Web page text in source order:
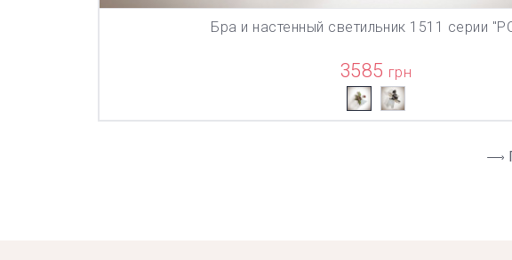
В КОРЗИНУ
Бра и настенный светильник 1511 серии
3585 грн